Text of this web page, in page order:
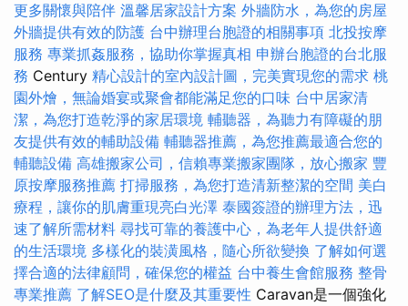
更多關懷與陪伴 溫馨居家設計方案 外牆防水，為您的房屋
外牆提供有效的防護 台中辦理台胞證的相關事項 北投按摩
服務 專業抓姦服務，協助你掌握真相 申辦台胞證的台北服
務 Century 精心設計的室內設計圖，完美實現您的需求 桃
園外燴，無論婚宴或聚會都能滿足您的口味 台中居家清
潔，為您打造乾淨的家居環境 輔聽器，為聽力有障礙的朋
友提供有效的輔助設備 輔聽器推薦，為您推薦最適合您的
輔聽設備 高雄搬家公司，信賴專業搬家團隊，放心搬家 豐
原按摩服務推薦 打掃服務，為您打造清新整潔的空間 美白
療程，讓你的肌膚重現亮白光澤 泰國簽證的辦理方法，迅
速了解所需材料 尋找可靠的養護中心，為老年人提供舒適
的生活環境 多樣化的裝潢風格，隨心所欲變換 了解如何選
擇合適的法律顧問，確保您的權益 台中養生會館服務 整骨
專業推薦 了解SEO是什麼及其重要性 Caravan是一個強化